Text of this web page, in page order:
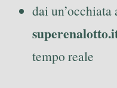
dai un’occhiata
tempo reale